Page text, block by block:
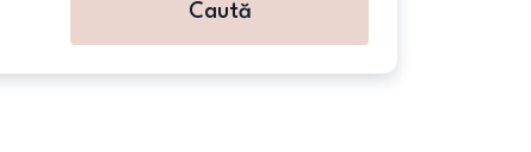
Caută